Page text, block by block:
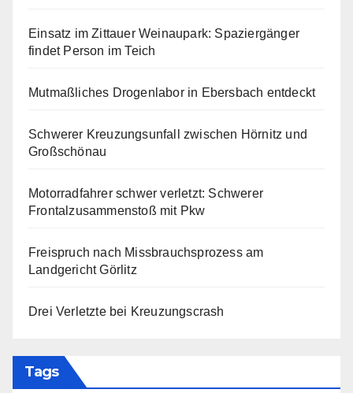
Einsatz im Zittauer Weinaupark: Spaziergänger
findet Person im Teich
Mutmaßliches Drogenlabor in Ebersbach entdeckt
Schwerer Kreuzungsunfall zwischen Hörnitz und
Großschönau
Motorradfahrer schwer verletzt: Schwerer
Frontalzusammenstoß mit Pkw
Freispruch nach Missbrauchsprozess am
Landgericht Görlitz
Drei Verletzte bei Kreuzungscrash
Tags